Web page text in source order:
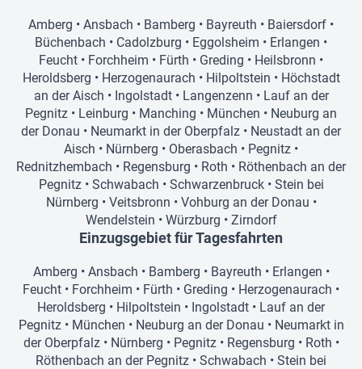
Amberg • Ansbach • Bamberg • Bayreuth • Baiersdorf •
Büchenbach • Cadolzburg • Eggolsheim • Erlangen •
Feucht • Forchheim • Fürth • Greding • Heilsbronn •
Heroldsberg • Herzogenaurach • Hilpoltstein • Höchstadt
an der Aisch • Ingolstadt• Langenzenn • Lauf an der
Pegnitz • Leinburg • Manching • München • Neuburg an
der Donau • Neumarkt in der Oberpfalz • Neustadt an der
Aisch • Nürnberg • Oberasbach • Pegnitz •
Rednitzhembach • Regensburg • Roth • Röthenbach an der
Pegnitz• Schwabach • Schwarzenbruck• Stein bei
Nürnberg • Veitsbronn • Vohburg an der Donau •
Wendelstein • Würzburg • Zirndorf
Einzugsgebiet für Tagesfahrten
Amberg • Ansbach • Bamberg • Bayreuth • Erlangen •
Feucht • Forchheim • Fürth • Greding • Herzogenaurach •
Heroldsberg • Hilpoltstein • Ingolstadt • Lauf an der
Pegnitz• München • Neuburg an der Donau • Neumarkt in
der Oberpfalz• Nürnberg • Pegnitz• Regensburg • Roth •
Röthenbach an der Pegnitz • Schwabach • Stein bei